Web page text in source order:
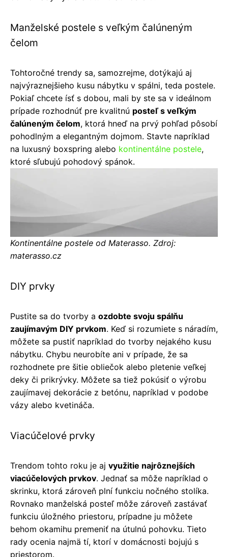
Manželské postele s veľkým čalúneným
čelom
Tohtoročné trendy sa, samozrejme, dotýkajú aj
najvýraznejšieho kusu nábytku v spálni, teda postele.
Pokiaľ chcete ísť s dobou, mali by ste sa v ideálnom
prípade rozhodnúť pre kvalitnú posteľ s veľkým
čalúneným čelom, ktorá hneď na prvý pohľad pôsobí
pohodlným a elegantným dojmom. Stavte napríklad
na luxusný boxspring alebo kontinentálne postele,
ktoré sľubujú pohodový spánok.
Kontinentálne postele od Materasso. Zdroj:
materasso.cz
DIY prvky
Pustite sa do tvorby a ozdobte svoju spálňu
zaujímavým DIY prvkom. Keď si rozumiete s náradím,
môžete sa pustiť napríklad do tvorby nejakého kusu
nábytku. Chybu neurobíte ani v prípade, že sa
rozhodnete pre šitie obliečok alebo pletenie veľkej
deky či prikrývky. Môžete sa tiež pokúsiť o výrobu
zaujímavej dekorácie z betónu, napríklad v podobe
vázy alebo kvetináča.
Viacúčelové prvky
Trendom tohto roku je aj využitie najrôznejších
viacúčelových prvkov. Jednať sa môže napríklad o
skrinku, ktorá zároveň plní funkciu nočného stolíka.
Rovnako manželská posteľ môže zároveň zastávať
funkciu úložného priestoru, prípadne ju môžete
behom okamihu premeniť na útulnú pohovku. Tieto
rady ocenia najmä tí, ktorí v domácnosti bojujú s
priestorom.